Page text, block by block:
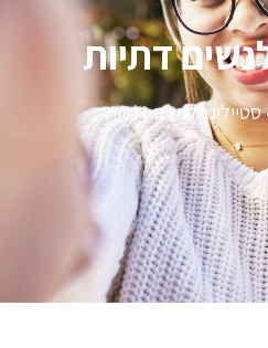
דתיות
סטיילינג לנשים דתיות